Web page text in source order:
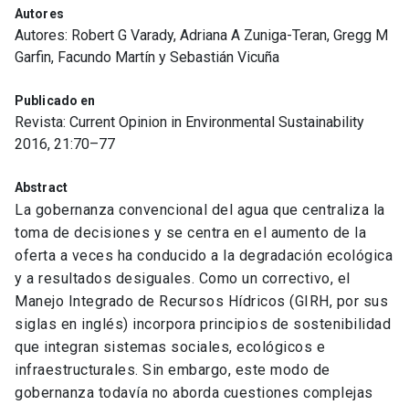
Autores
Autores: Robert G Varady, Adriana A Zuniga-Teran, Gregg M
Garfin, Facundo Martín y Sebastián Vicuña
Publicado en
Revista: Current Opinion in Environmental Sustainability
2016, 21:70–77
Abstract
La gobernanza convencional del agua que centraliza la
toma de decisiones y se centra en el aumento de la
oferta a veces ha conducido a la degradación ecológica
y a resultados desiguales. Como un correctivo, el
Manejo Integrado de Recursos Hídricos (GIRH, por sus
siglas en inglés) incorpora principios de sostenibilidad
que integran sistemas sociales, ecológicos e
infraestructurales. Sin embargo, este modo de
gobernanza todavía no aborda cuestiones complejas